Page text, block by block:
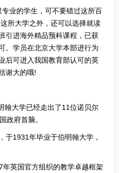
业的学生，可不要错过这所百
所大学之外，还可以选择就读
引进海外精品预科课程，已获
。学员在北京大学本部进行为
后可进入我国教育部认可的英
谢大的哦!
大学已经走出了11位诺贝尔
政府首脑。
1931年毕业于伯明翰大学，
英国官方组织的教学卓越框架